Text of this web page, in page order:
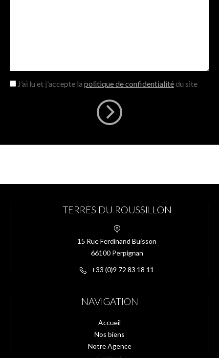
J’ai lu et j'accepte la politique de confidentialitédu site
TERRES DU ROUSSILLON
15 Rue Ferdinand Buisson
66100 Perpignan
+33 (0)9 72 83 18 11
NAVIGATION
Accueil
Nos biens
Notre Agence